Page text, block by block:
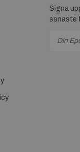
Signa
senaste